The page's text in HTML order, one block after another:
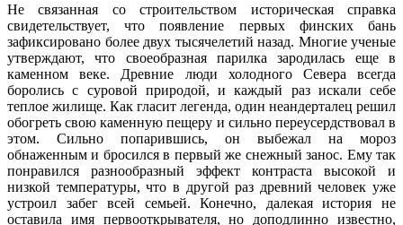
Не связанная со строительством историческая справка
свидетельствует, что появление первых финских бань
зафиксировано более двух тысячелетий назад. Многие ученые
утверждают, что своеобразная парилка зародилась еще в
каменном веке. Древние люди холодного Севера всегда
боролись с суровой природой, и каждый раз искали себе
теплое жилище. Как гласит легенда, один неандерталец решил
обогреть свою каменную пещеру и сильно переусердствовал в
этом. Сильно попарившись, он выбежал на мороз
обнаженным и бросился в первый же снежный занос. Ему так
понравился разнообразный эффект контраста высокой и
низкой температуры, что в другой раз древний человек уже
устроил забег всей семьей. Конечно, далекая история не
оставила имя первооткрывателя, но доподлинно известно,